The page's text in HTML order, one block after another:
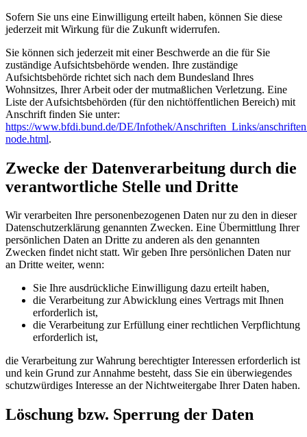
Sofern Sie uns eine Einwilligung erteilt haben, können Sie diese
jederzeit mit Wirkung für die Zukunft widerrufen.
Sie können sich jederzeit mit einer Beschwerde an die für Sie
zuständige Aufsichtsbehörde wenden. Ihre zuständige
Aufsichtsbehörde richtet sich nach dem Bundesland Ihres
Wohnsitzes, Ihrer Arbeit oder der mutmaßlichen Verletzung. Eine
Liste der Aufsichtsbehörden (für den nichtöffentlichen Bereich) mit
Anschrift finden Sie unter:
https://www.bfdi.bund.de/DE/Infothek/Anschriften_Links/
node.html.
Zwecke der Datenverarbeitung durch die
verantwortliche Stelle und Dritte
Wir verarbeiten Ihre personenbezogenen Daten nur zu den in dieser
Datenschutzerklärung genannten Zwecken. Eine Übermittlung Ihrer
persönlichen Daten an Dritte zu anderen als den genannten
Zwecken findet nicht statt. Wir geben Ihre persönlichen Daten nur
an Dritte weiter, wenn:
Sie Ihre ausdrückliche Einwilligung dazu erteilt haben,
die Verarbeitung zur Abwicklung eines Vertrags mit Ihnen
erforderlich ist,
die Verarbeitung zur Erfüllung einer rechtlichen Verpflichtung
erforderlich ist,
die Verarbeitung zur Wahrung berechtigter Interessen erforderlich ist
und kein Grund zur Annahme besteht, dass Sie ein überwiegendes
schutzwürdiges Interesse an der Nichtweitergabe Ihrer Daten haben.
Löschung bzw. Sperrung der Daten